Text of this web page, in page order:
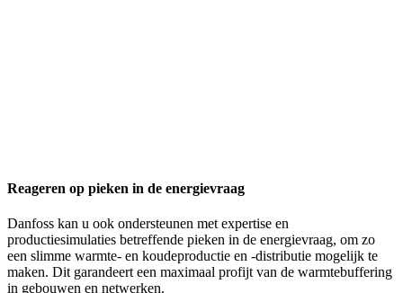
Reageren op pieken in de energievraag
Danfoss kan u ook ondersteunen met expertise en
productiesimulaties betreffende pieken in de energievraag, om zo
een slimme warmte- en koudeproductie en -distributie mogelijk te
maken. Dit garandeert een maximaal profijt van de warmtebuffering
in gebouwen en netwerken.